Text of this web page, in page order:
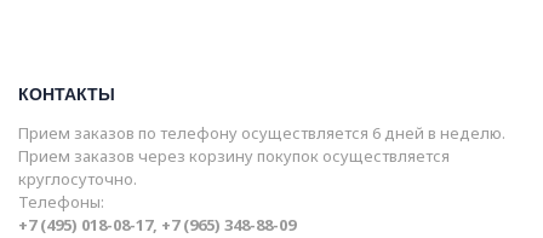
КОНТАКТЫ
Прием заказов по телефону осуществляется 6 дней в неделю.
Прием заказов через корзину покупок осуществляется
круглосуточно.
Телефоны:
+7 (495) 018-08-17, +7 (965) 348-88-09